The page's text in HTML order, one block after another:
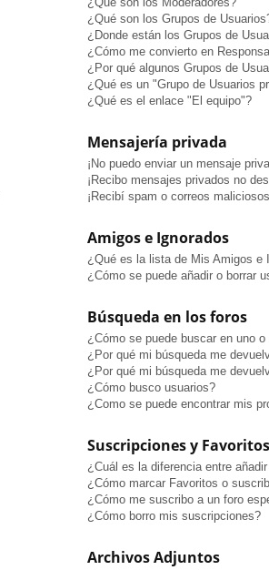
¿Qué son los Grupos de
¿Donde están los Grupos de
¿Cómo me convierto en
¿Por qué algunos Grupos de
¿Qué es un "Grupo de Usuarios
¿Qué es el enlace "El equipo"?
Mensajería privada
¡No puedo enviar un mensaje
¡Recibo mensajes privados no
¡Recibí spam o correos
Amigos e Ignorados
¿Qué es la lista de Mis Amigos e
¿Cómo se puede añadir o borrar
Búsqueda en los foros
¿Cómo se puede buscar en uno
¿Por qué mi búsqueda me
¿Por qué mi búsqueda me
¿Cómo busco usuarios?
¿Como se puede encontrar mis
Suscripciones y Favoritos
¿Cuál es la diferencia entre
¿Cómo marcar Favoritos o
¿Cómo me suscribo a un foro
¿Cómo borro mis suscripciones?
Archivos Adjuntos